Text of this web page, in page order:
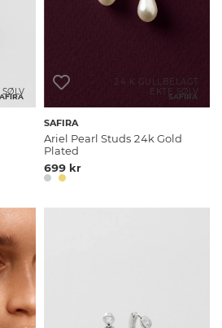
SØLV SAFIRA
24 K GULLBELAGT
EKTE SØLV
SAFIRA
Ariel Pearl Studs 24k Gold
Plated
699 kr